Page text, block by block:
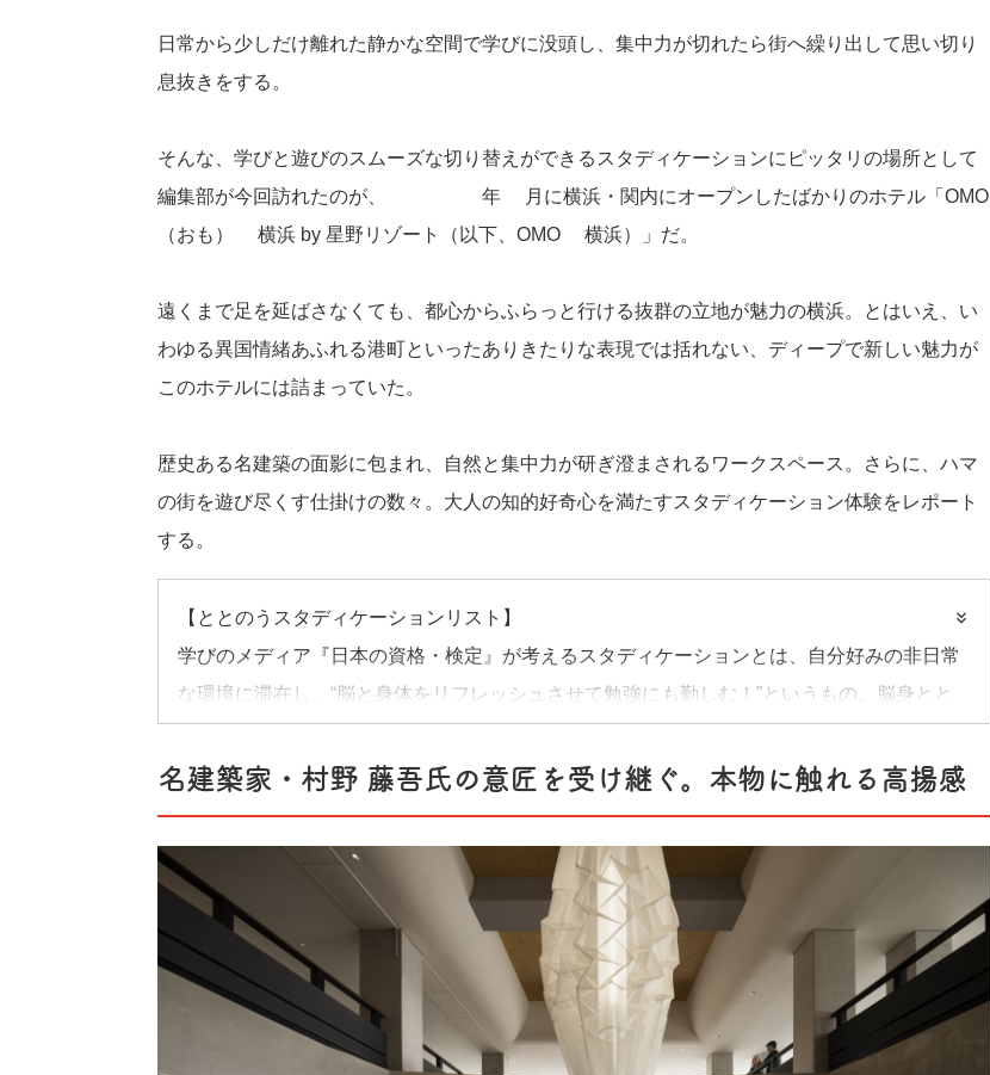
日常から少しだけ離れた静かな空間で学びに没頭し、集中力が切れたら街へ繰り出して思い切り
息抜きをする。
そんな、学びと遊びのスムーズな切り替えができるスタディケーションにピッタリの場所として
編集部が今回訪れたのが、2026年4月に横浜・関内にオープンしたばかりのホテル「OMO
（おも）7横浜 by 星野リゾート（以下、OMO7横浜）」だ。
遠くまで足を延ばさなくても、都心からふらっと行ける抜群の立地が魅力の横浜。とはいえ、い
わゆる異国情緒あふれる港町といったありきたりな表現では括れない、ディープで新しい魅力が
このホテルには詰まっていた。
歴史ある名建築の面影に包まれ、自然と集中力が研ぎ澄まされるワークスペース。さらに、ハマ
の街を遊び尽くす仕掛けの数々。大人の知的好奇心を満たすスタディケーション体験をレポート
する。
【ととのうスタディケーションリスト】
学びのメディア『日本の資格・検定』が考えるスタディケーションとは、自分好みの非日常
な環境に滞在し、“脳と身体をリフレッシュさせて勉強にも勤しむ！”というもの。脳身とと
名建築家・村野 藤吾氏の意匠を受け継ぐ。本物に触れる高揚感